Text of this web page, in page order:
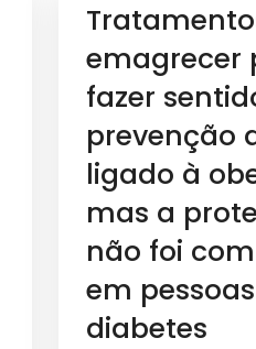
emagrecer
fazer
prevenção
ligado à
mas a
não foi
em
diabetes